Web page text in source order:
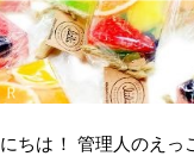
ちは！ 管理人のえっ